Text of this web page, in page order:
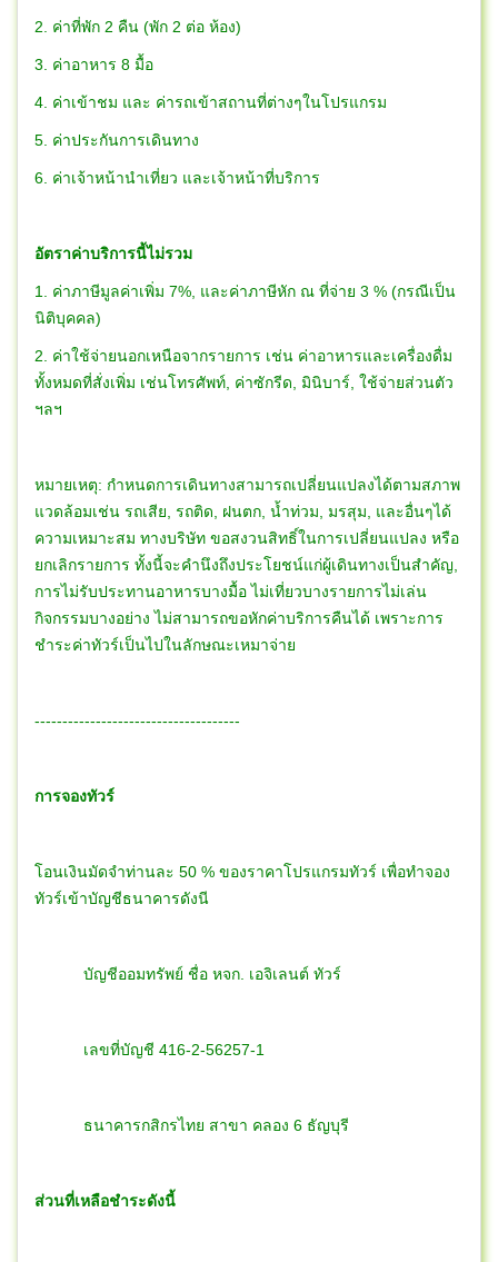
2. ค่าที่พัก 2 คืน (พัก 2 ต่อ ห้อง)
3. ค่าอาหาร 8 มื้อ
4. ค่าเข้าชม และ ค่ารถเข้าสถานที่ต่างๆในโปรแกรม
5. ค่าประกันการเดินทาง
6. ค่าเจ้าหน้านำเที่ยว และเจ้าหน้าที่บริการ
อัตราค่าบริการนี้ไม่รวม
1. ค่าภาษีมูลค่าเพิ่ม 7%, และค่าภาษีหัก ณ ที่จ่าย 3 % (กรณีเป็น
นิติบุคคล)
2. ค่าใช้จ่ายนอกเหนือจากรายการ เช่น ค่าอาหารและเครื่องดื่ม
ทั้งหมดที่สั่งเพิ่ม เช่นโทรศัพท์, ค่าซักรีด, มินิบาร์, ใช้จ่ายส่วนตัว
ฯลฯ
หมายเหตุ: กำหนดการเดินทางสามารถเปลี่ยนแปลงได้ตามสภาพ
แวดล้อมเช่น รถเสีย, รถติด, ฝนตก, น้ำท่วม, มรสุม, และอื่นๆได้
ความเหมาะสม ทางบริษัท ขอสงวนสิทธิ์ในการเปลี่ยนแปลง หรือ
ยกเลิกรายการ ทั้งนี้จะคำนึงถึงประโยชน์แก่ผู้เดินทางเป็นสำคัญ,
การไม่รับประทานอาหารบางมื้อ ไม่เที่ยวบางรายการไม่เล่น
กิจกรรมบางอย่าง ไม่สามารถขอหักค่าบริการคืนได้ เพราะการ
ชำระค่าทัวร์เป็นไปในลักษณะเหมาจ่าย
-------------------------------------
การจองทัวร์
โอนเงินมัดจำท่านละ 50 % ของราคาโปรแกรมทัวร์ เพื่อทำจอง
ทัวร์เข้าบัญชีธนาคารดังนี
บัญชีออมทรัพย์ ชื่อ หจก. เอจิเลนต์ ทัวร์
เลขที่บัญชี 416-2-56257-1
ธนาคารกสิกรไทย สาขา คลอง 6 ธัญบุรี
ส่วนที่เหลือชำระดังนี้